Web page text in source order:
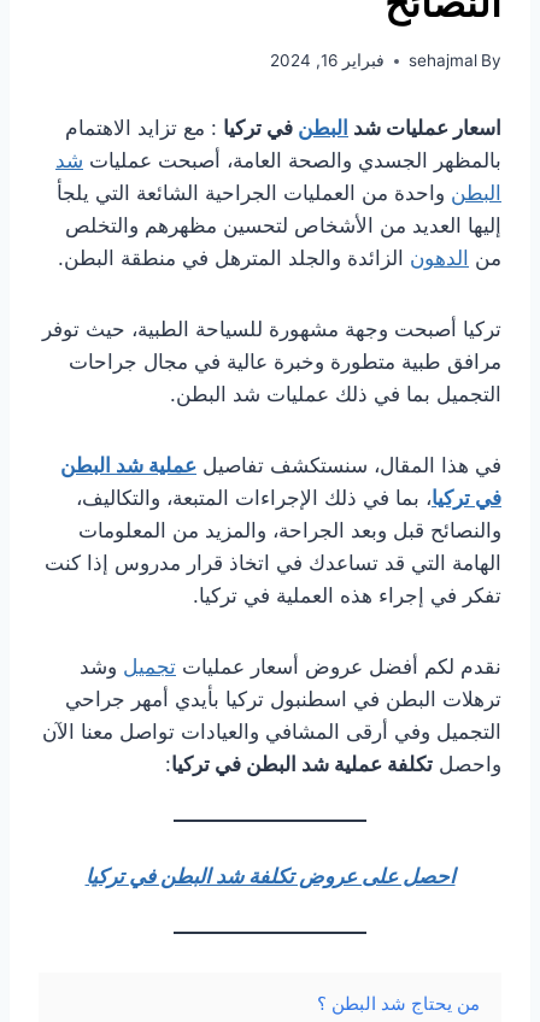
By
sehajmal فبراير 16, 2024
اسعار عمليات شد البطن في تركيا : مع تزايد الاهتمام
بالمظهر الجسدي والصحة العامة، أصبحت عمليات شد
البطن واحدة من العمليات الجراحية الشائعة التي يلجأ
إليها العديد من الأشخاص لتحسين مظهرهم والتخلص
من الدهون الزائدة والجلد المترهل في منطقة البطن.
تركيا أصبحت وجهة مشهورة للسياحة الطبية، حيث توفر
مرافق طبية متطورة وخبرة عالية في مجال جراحات
التجميل بما في ذلك عمليات شد البطن.
في هذا المقال، سنستكشف تفاصيل عملية شد البطن
في تركيا، بما في ذلك الإجراءات المتبعة، والتكاليف،
والنصائح قبل وبعد الجراحة، والمزيد من المعلومات
الهامة التي قد تساعدك في اتخاذ قرار مدروس إذا كنت
تفكر في إجراء هذه العملية في تركيا.
نقدم لكم أفضل عروض أسعار عمليات تجميل وشد
ترهلات البطن في اسطنبول تركيا بأيدي أمهر جراحي
التجميل وفي أرقى المشافي والعيادات تواصل معنا الآن
واحصل تكلفة عملية شد البطن في تركيا:
احصل على عروض تكلفة شد البطن في تركيا
من يحتاج شد البطن ؟